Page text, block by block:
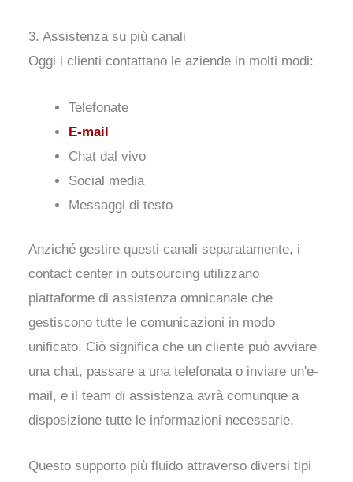
3. Assistenza su più canali
Oggi i clienti contattano le aziende in molti modi:
Telefonate
E-mail
Chat dal vivo
Social media
Messaggi di testo
Anziché gestire questi canali separatamente, i
contact center in outsourcing utilizzano
piattaforme di assistenza omnicanale che
gestiscono tutte le comunicazioni in modo
unificato. Ciò significa che un cliente può avviare
una chat, passare a una telefonata o inviare un'e-
mail, e il team di assistenza avrà comunque a
disposizione tutte le informazioni necessarie.
Questo supporto più fluido attraverso diversi tipi